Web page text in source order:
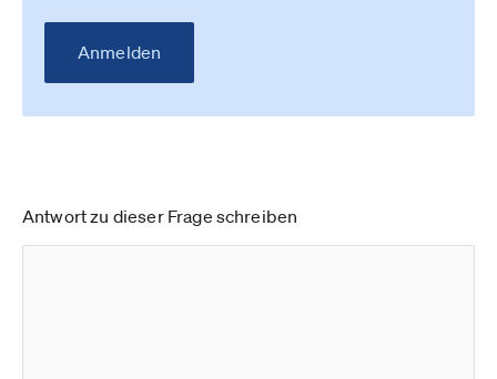
Anmelden
Antwort zu dieser Frage schreiben